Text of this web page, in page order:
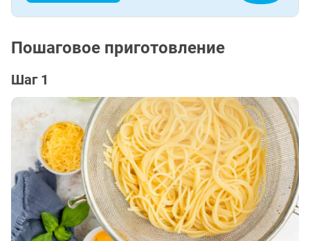
Пошаговое приготовление
Шаг 1